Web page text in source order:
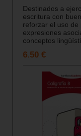
Destinados a
escritura con
reforzar el uso de
expresiones
conceptos
6.50 €